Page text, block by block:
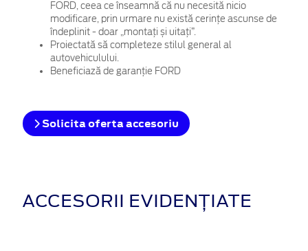
FORD, ceea ce înseamnă că nu necesită nicio
modificare, prin urmare nu există cerințe ascunse de
îndeplinit - doar „montați și uitați”.
Proiectată să completeze stilul general al
autovehiculului.
Beneficiază de garanție FORD
Solicita oferta accesoriu
ACCESORII EVIDENȚIATE